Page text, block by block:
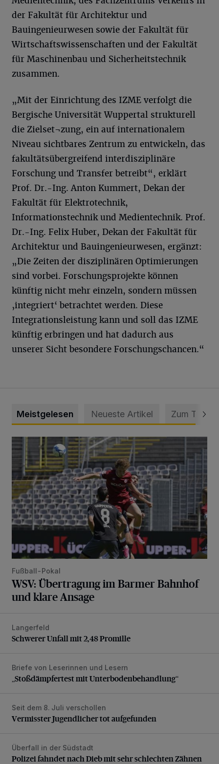
der Fakultät für Architektur und
Bauingenieurwesen sowie der Fakultät für
Wirtschaftswissenschaften und der Fakultät
für Maschinenbau und Sicherheitstechnik
zusammen.
„Mit der Einrichtung des IZME verfolgt die
Bergische Universität Wuppertal strukturell
die Zielset¬zung, ein auf internationalem
Niveau sichtbares Zentrum zu entwickeln, das
fakultätsübergreifend interdisziplinäre
Forschung und Transfer betreibt“, erklärt
Prof. Dr.-Ing. Anton Kummert, Dekan der
Fakultät für Elektrotechnik,
Informationstechnik und Medientechnik. Prof.
Dr.-Ing. Felix Huber, Dekan der Fakultät für
Architektur und Bauingenieurwesen, ergänzt:
„Die Zeiten der disziplinären Optimierungen
sind vorbei. Forschungsprojekte können
künftig nicht mehr einzeln, sondern müssen
‚integriert‘ betrachtet werden. Diese
Integrationsleistung kann und soll das IZME
künftig erbringen und hat dadurch aus
unserer Sicht besondere Forschungschancen.“
Meistgelesen Neueste Artikel Zum Thema
WSV: Übertragung im Barmer Bahnhof und klare Ansage
Fußball-Pokal
WSV: Übertragung im Barmer Bahnhof
und klare Ansage
Schwerer Unfall mit 2,48 Promille
Langerfeld
Schwerer Unfall mit 2,48 Promille
„Stoßdämpfertest mit Unterbodenbehandlung“
Briefe von Leserinnen und Lesern
„Stoßdämpfertest mit Unterbodenbehandlung“
Vermisster Jugendlicher tot aufgefunden
Seit dem 8. Juli verschollen
Vermisster Jugendlicher tot aufgefunden
Polizei fahndet nach Dieb mit sehr schlechten Zähnen
Überfall in der Südstadt
Polizei fahndet nach Dieb mit sehr schlechten Zähnen